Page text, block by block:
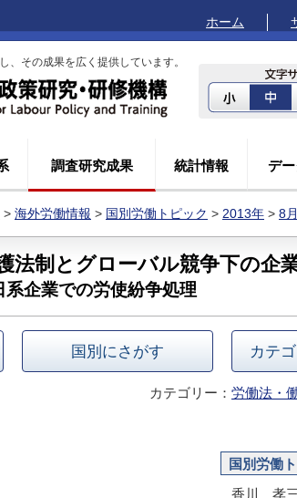
ホーム
、その成果を広く提供しています。
調査研究成果 統計情報 デ
> 海外労働情報 > 国別労働トピック > 2013年 > 8月
法制とグローバル競争下の企業
企業での労使紛争処理
国別にさがす カテ
カテゴリー： 労働法・
国別労働
香川 孝三